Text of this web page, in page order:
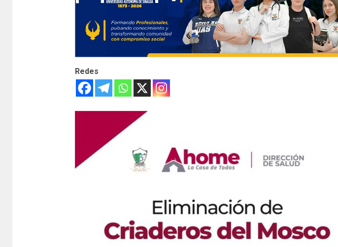
Redes